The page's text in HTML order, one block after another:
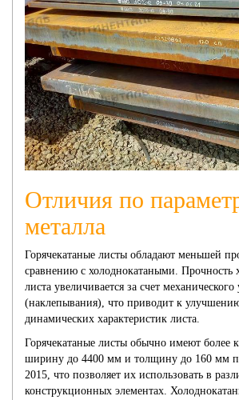
Отличия по
металла
Горячекатаные листы обладают меньшей
сравнению с холоднокатаными. Прочность
листа увеличивается за счет
(наклепывания), что приводит к
динамических характеристик листа.
Горячекатаные листы обычно имеют более
ширину до 4400 мм и толщину до 160 мм
2015, что позволяет их использовать в
конструкционных элементах.